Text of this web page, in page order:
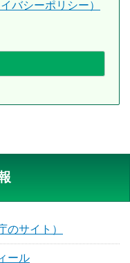
バシーポリシー）
のサイト）
ール